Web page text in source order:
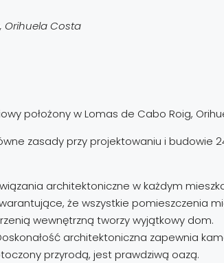
Orihuela Costa
położony w Lomas de Cabo Roig,
zasady przy projektowaniu i
architektoniczne w każdym
że wszystkie pomieszczenia
wewnętrzną tworzy wyjątkowy dom.
architektoniczna zapewnia
przyrodą, jest prawdziwą oazą.